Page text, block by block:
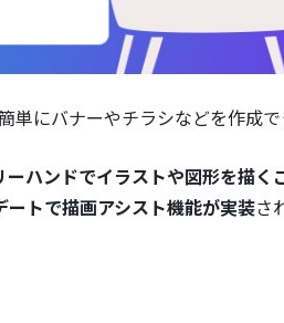
にバナーやチラシなどを作成で
ハンドでイラストや図形を描く
ートで描画アシスト機能が実装さ